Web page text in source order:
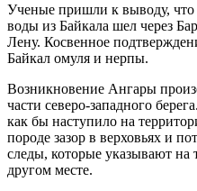
Ученые пришли к выводу,
воды из Байкала шел через
Лену. Косвенное
Байкал омуля и нерпы.
Возникновение Ангары
части северо-западного
как бы наступило на
породе зазор в верховьях и
следы, которые указывают на
другом месте.